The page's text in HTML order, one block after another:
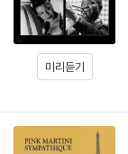
미리듣기